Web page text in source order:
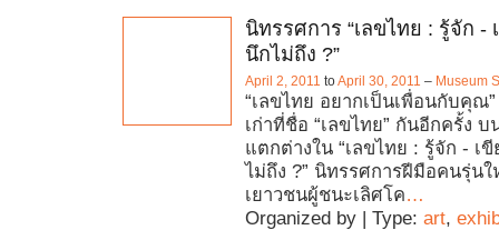
นิทรรศการ “เลขไทย : รู้จัก -
นึกไม่ถึง ?”
April 2, 2011 toApril 30, 2011 – Museum
“เลขไทย อยากเป็นเพื่อนกับคุณ
เก่าที่ชื่อ “เลขไทย” กันอีกครั้ง บ
แตกต่างใน “เลขไทย : รู้จัก - เ
ไม่ถึง ?” นิทรรศการฝีมือคนรุ่น
เยาวชนผู้ชนะเลิศโค…
Organized by | Type: art,